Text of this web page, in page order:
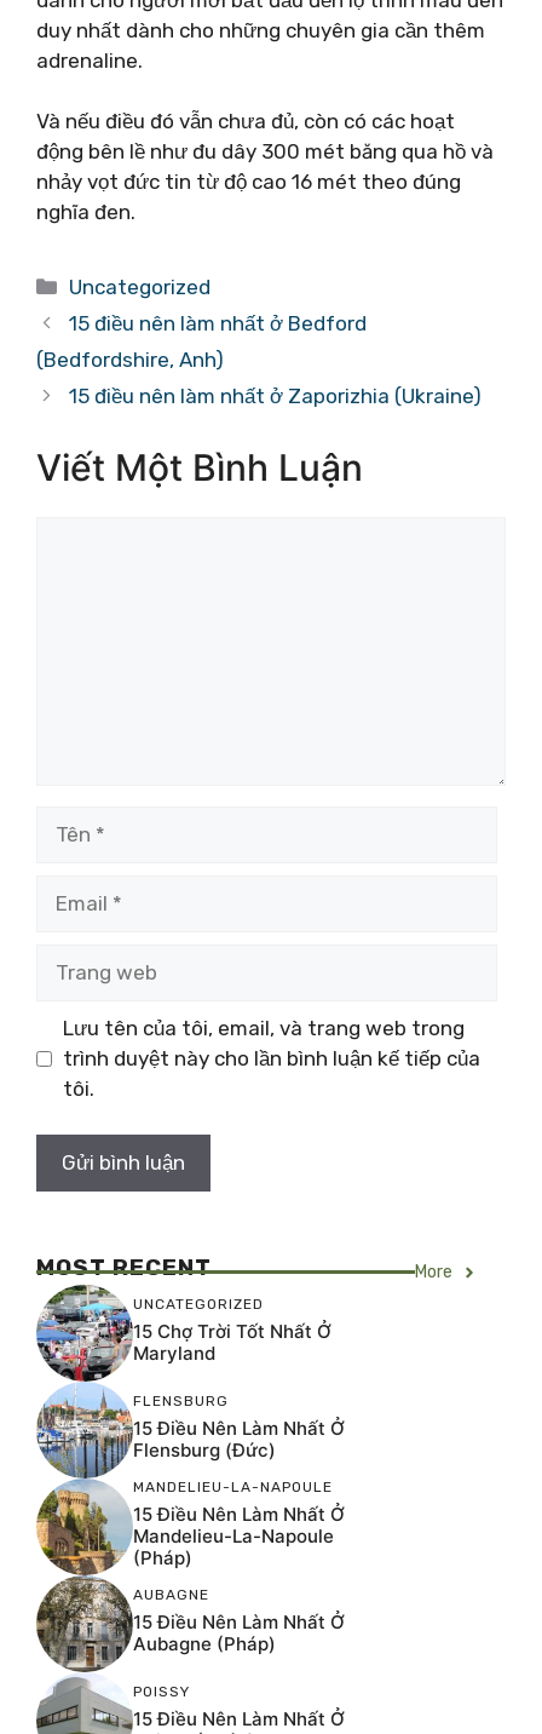
duy nhất dành cho những chuyên gia cần thêm
adrenaline.
Và nếu điều đó vẫn chưa đủ, còn có các hoạt
động bên lề như đu dây 300 mét băng qua hồ và
nhảy vọt đức tin từ độ cao 16 mét theo đúng
nghĩa đen.
Danh
mục
Uncategorized
15 điều nên làm nhất ở Bedford
(Bedfordshire, Anh)
15 điều nên làm nhất ở Zaporizhia (Ukraine)
Viết Một Bình Luận
web
Lưu tên của tôi, email, và trang web trong
trình duyệt này cho lần bình luận kế tiếp của
tôi.
MOST RECENT More
UNCATEGORIZED
15 Chợ Trời Tốt Nhất Ở
Maryland
FLENSBURG
15 Điều Nên Làm Nhất Ở
Flensburg (Đức)
MANDELIEU-LA-NAPOULE
15 Điều Nên Làm Nhất Ở
Mandelieu-La-Napoule
(Pháp)
AUBAGNE
15 Điều Nên Làm Nhất Ở
Aubagne (Pháp)
POISSY
15 Điều Nên Làm Nhất Ở